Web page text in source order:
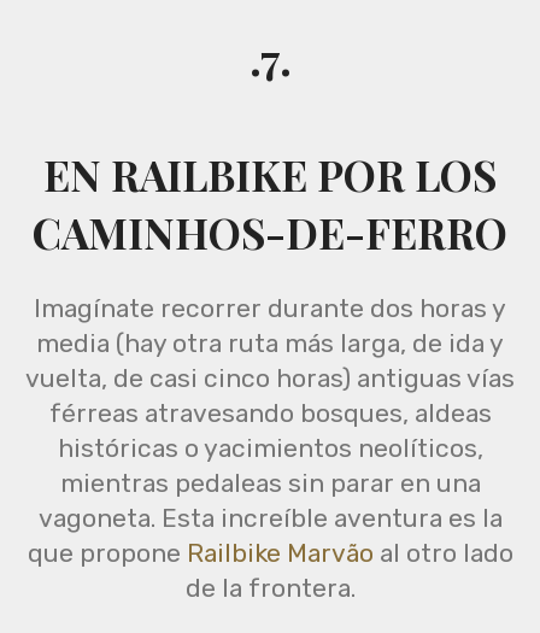
.7.
EN RAILBIKE POR LOS
CAMINHOS-DE-FERRO
Imagínate recorrer durante dos horas y
media (hay otra ruta más larga, de ida y
vuelta, de casi cinco horas) antiguas vías
férreas atravesando bosques, aldeas
históricas o yacimientos neolíticos,
mientras pedaleas sin parar en una
vagoneta. Esta increíble aventura es la
que propone Railbike Marvão al otro lado
de la frontera.